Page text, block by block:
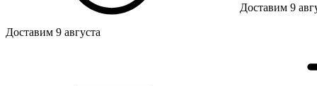
Доставим 9 августа
Доставим 9